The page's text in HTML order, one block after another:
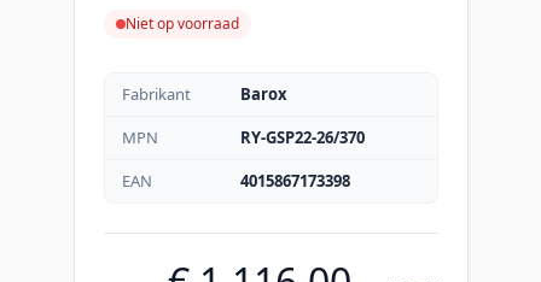
Niet op voorraad
Fabrikant
Barox
MPN
RY-GSP22-26/370
EAN
4015867173398